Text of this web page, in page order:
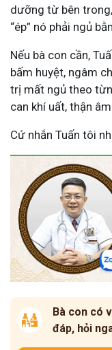
dưỡng từ bên
“ép” nó phải ngủ
Nếu bà con cần,
bấm huyệt, ngâm
trị mất ngủ theo
can khí uất, thận
Cứ nhắn Tuấn tôi
Bà con có
đáp, hỏi